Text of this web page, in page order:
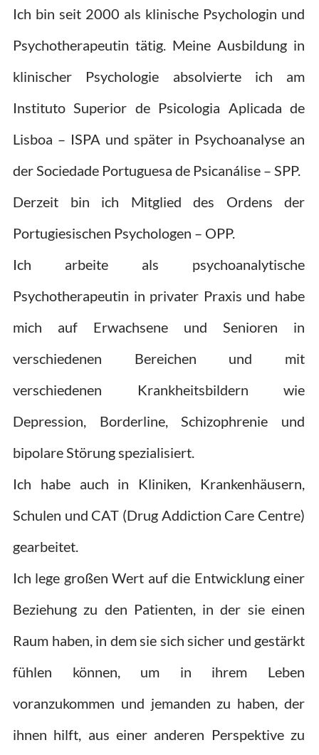
Ich bin seit 2000 als klinische Psychologin und
Psychotherapeutin tätig. Meine Ausbildung in
klinischer Psychologie absolvierte ich am
Instituto Superior de Psicologia Aplicada de
Lisboa – ISPA und später in Psychoanalyse an
der Sociedade Portuguesa de Psicanálise – SPP.
Derzeit bin ich Mitglied des Ordens der
Portugiesischen Psychologen – OPP.
Ich arbeite als psychoanalytische
Psychotherapeutin in privater Praxis und habe
mich auf Erwachsene und Senioren in
verschiedenen Bereichen und mit
verschiedenen Krankheitsbildern wie
Depression, Borderline, Schizophrenie und
bipolare Störung spezialisiert.
Ich habe auch in Kliniken, Krankenhäusern,
Schulen und CAT (Drug Addiction Care Centre)
gearbeitet.
Ich lege großen Wert auf die Entwicklung einer
Beziehung zu den Patienten, in der sie einen
Raum haben, in dem sie sich sicher und gestärkt
fühlen können, um in ihrem Leben
voranzukommen und jemanden zu haben, der
ihnen hilft, aus einer anderen Perspektive zu